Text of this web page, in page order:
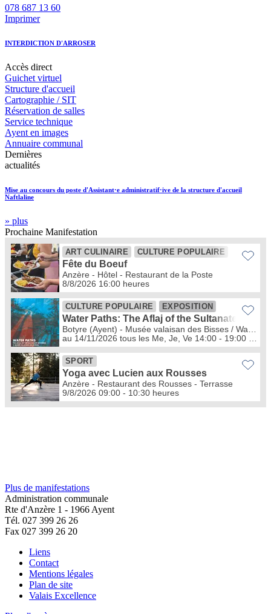
078 687 13 60
Imprimer
INTERDICTION D'ARROSER
Accès direct
Guichet virtuel
Structure d'accueil
Cartographie / SIT
Réservation de salles
Service technique
Ayent en images
Annuaire communal
Dernières
actualités
Mise au concours du poste d'Assistant·e administratif·ive de la structure d'accueil
Naftlaline
» plus
Prochaine Manifestation
Plus de manifestations
Administration communale
Rte d'Anzère 1 - 1966 Ayent
Tél. 027 399 26 26
Fax 027 399 26 20
Liens
Contact
Mentions légales
Plan de site
Valais Excellence